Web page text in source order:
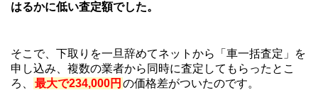
はるかに低い査定額でした。
そこで、下取りを一旦辞めてネットから「車一括査定」を
申し込み、複数の業者から同時に査定してもらったとこ
ろ、
最大で234,000円 の価格差がついたのです。